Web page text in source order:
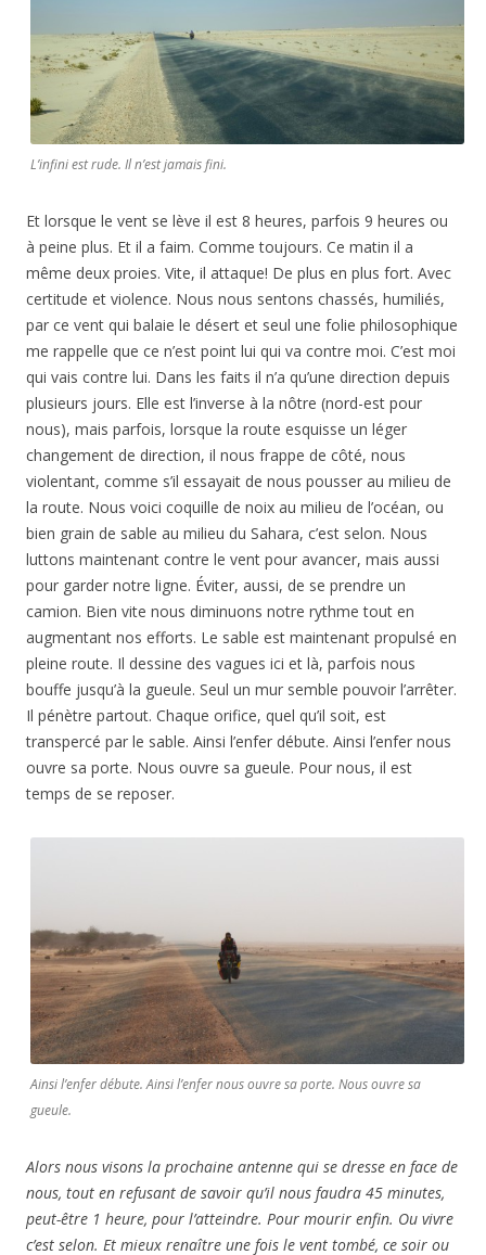
L’infini est rude. Il n’est jamais fini.
Et lorsque le vent se lève il est 8 heures, parfois 9 heures ou
à peine plus. Et il a faim. Comme toujours. Ce matin il a
même deux proies. Vite, il attaque! De plus en plus fort. Avec
certitude et violence. Nous nous sentons chassés, humiliés,
par ce vent qui balaie le désert et seul une folie philosophique
me rappelle que ce n’est point lui qui va contre moi. C’est moi
qui vais contre lui. Dans les faits il n’a qu’une direction depuis
plusieurs jours. Elle est l’inverse à la nôtre (nord-est pour
nous), mais parfois, lorsque la route esquisse un léger
changement de direction, il nous frappe de côté, nous
violentant, comme s’il essayait de nous pousser au milieu de
la route. Nous voici coquille de noix au milieu de l’océan, ou
bien grain de sable au milieu du Sahara, c’est selon. Nous
luttons maintenant contre le vent pour avancer, mais aussi
pour garder notre ligne. Éviter, aussi, de se prendre un
camion. Bien vite nous diminuons notre rythme tout en
augmentant nos efforts. Le sable est maintenant propulsé en
pleine route. Il dessine des vagues ici et là, parfois nous
bouffe jusqu’à la gueule. Seul un mur semble pouvoir l’arrêter.
Il pénètre partout. Chaque orifice, quel qu’il soit, est
transpercé par le sable. Ainsi l’enfer débute. Ainsi l’enfer nous
ouvre sa porte. Nous ouvre sa gueule. Pour nous, il est
temps de se reposer.
Ainsi l’enfer débute. Ainsi l’enfer nous ouvre sa porte. Nous ouvre sa
gueule.
Alors nous visons la prochaine antenne qui se dresse en face de
nous, tout en refusant de savoir qu’il nous faudra 45 minutes,
peut-être 1 heure, pour l’atteindre. Pour mourir enfin. Ou vivre
c’est selon. Et mieux renaître une fois le vent tombé, ce soir ou